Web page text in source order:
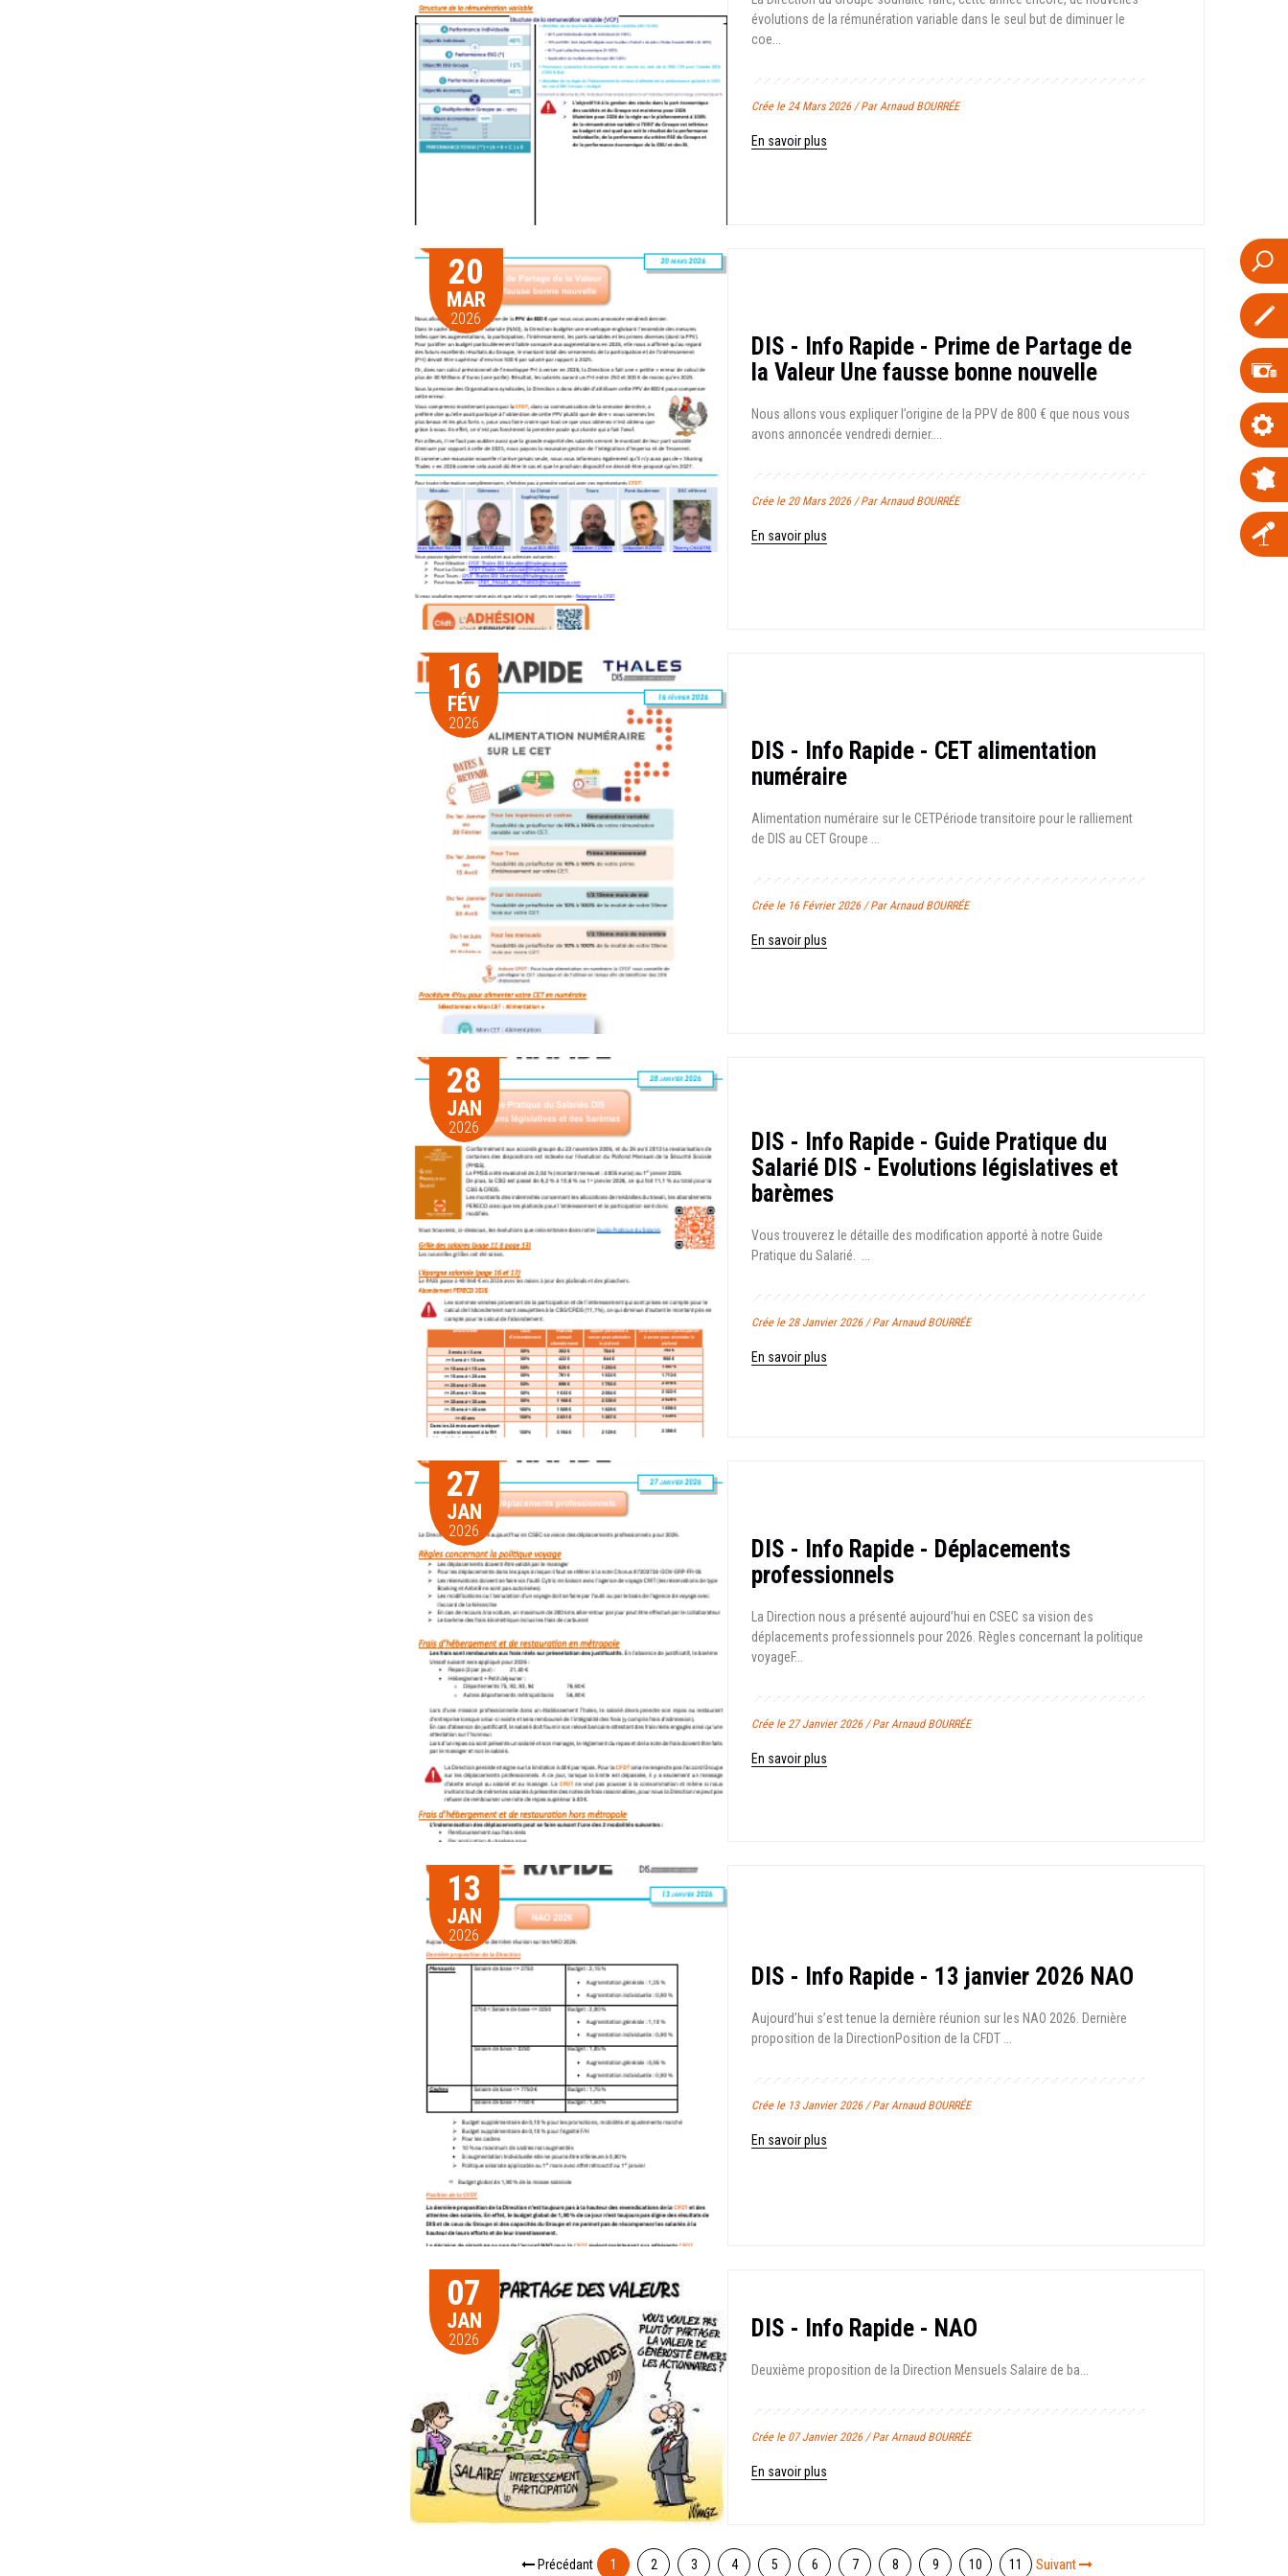
évolutions de la rémunération variable dans le seul but de diminuer le
coe...
Crée le 24 Mars 2026 / Par Arnaud BOURRÉE
En savoir plus
20
MAR
2026
DIS - Info Rapide - Prime de Partage de
la Valeur Une fausse bonne nouvelle
Nous allons vous expliquer l’origine de la PPV de 800 € que nous vous
avons annoncée vendredi dernier....
Crée le 20 Mars 2026 / Par Arnaud BOURRÉE
En savoir plus
16
FÉV
2026
DIS - Info Rapide - CET alimentation
numéraire
Alimentation numéraire sur le CET Période transitoire pour le ralliement
de DIS au CET Groupe ...
Crée le 16 Février 2026 / Par Arnaud BOURRÉE
En savoir plus
28
JAN
2026
DIS - Info Rapide - Guide Pratique du
Salarié DIS - Evolutions législatives et
barèmes
Vous trouverez le détaille des modification apporté à notre Guide
Pratique du Salarié. ...
Crée le 28 Janvier 2026 / Par Arnaud BOURRÉE
En savoir plus
27
JAN
2026
DIS - Info Rapide - Déplacements
professionnels
La Direction nous a présenté aujourd’hui en CSEC sa vision des
déplacements professionnels pour 2026. Règles concernant la politique
voyage F...
Crée le 27 Janvier 2026 / Par Arnaud BOURRÉE
En savoir plus
13
JAN
2026
DIS - Info Rapide - 13 janvier 2026 NAO
Aujourd’hui s’est tenue la dernière réunion sur les NAO 2026. Dernière
proposition de la Direction Position de la CFDT ...
Crée le 13 Janvier 2026 / Par Arnaud BOURRÉE
En savoir plus
07
JAN
2026 DIS - Info Rapide - NAO
Deuxième proposition de la Direction Mensuels Salaire de ba...
Crée le 07 Janvier 2026 / Par Arnaud BOURRÉE
En savoir plus
Précédant 1 2 3 4 5 6 7 8 9 10 11 Suivant